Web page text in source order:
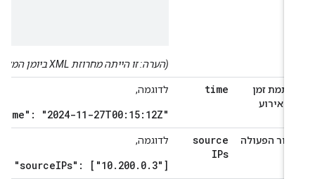
(הערה: זו הייתה מחרוזת XML ביומן המקורי)
זמן
אירוע
time לדוגמה,
"time": "2024-11-27T00:15:12Z"
הפעולה
source
לדוגמה,
"sourceIPs": ["10.200.0.3"]